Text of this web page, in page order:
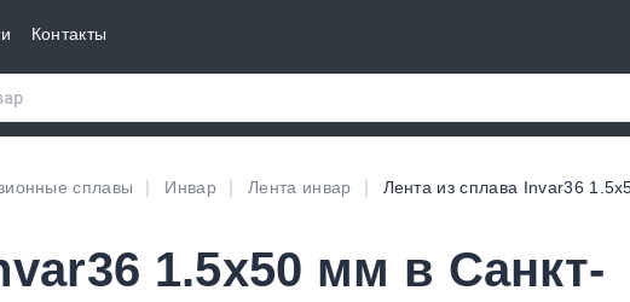
Контакты
сплавы Инвар Лента инвар Лента из сплава Invar36
1.5х50 мм в Санкт-